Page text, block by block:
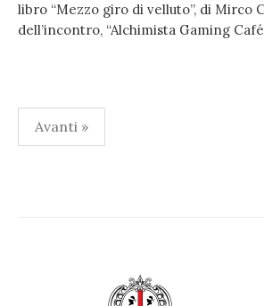
libro “Mezzo giro di velluto”, di Mirco
dell’incontro, “Alchimista Gaming
Paginazione
degli
Avanti »